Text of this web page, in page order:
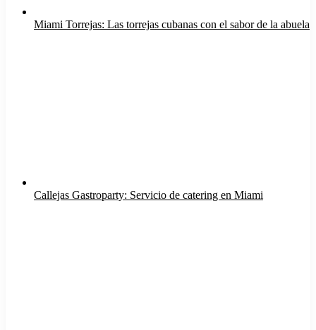
Miami Torrejas: Las torrejas cubanas con el sabor de la abuela
Callejas Gastroparty: Servicio de catering en Miami